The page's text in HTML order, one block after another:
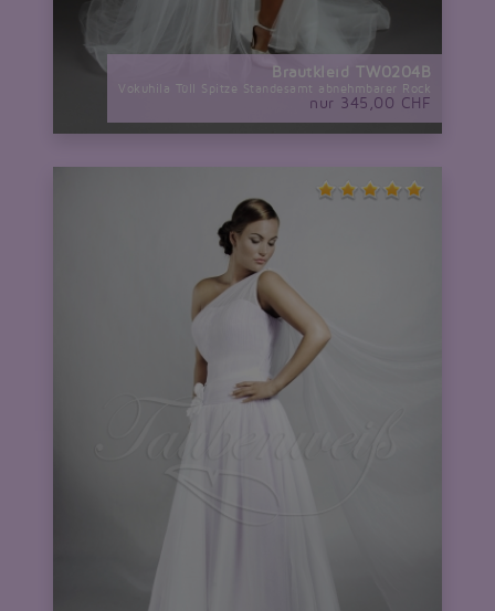
Brautkleid TW0204B
Vokuhila Tüll Spitze Standesamt abnehmbarer Rock
nur 345,00 CHF